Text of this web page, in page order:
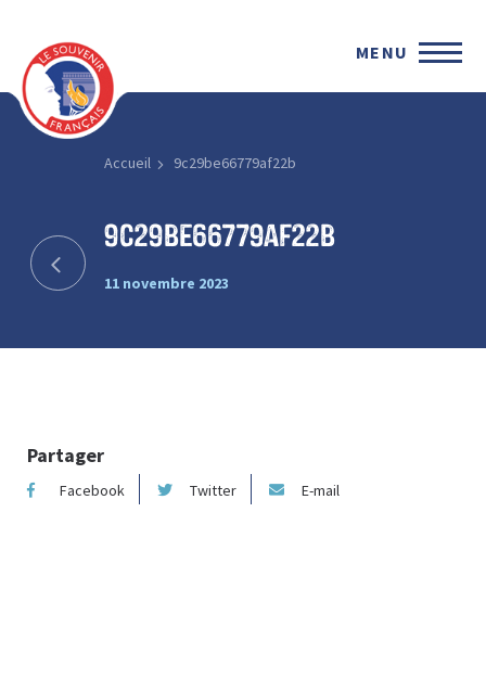
MENU
Accueil 9c29be66779af22b
9c29be66779af22b
11 novembre 2023
Partager
Facebook Twitter E-mail